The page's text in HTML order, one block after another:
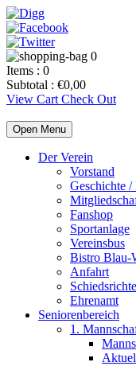
0
Items : 0
Subtotal : €0,00
View Cart Check Out
Open Menu
Der Verein
Vorstand
Geschichte
Fanshop
Sportanlage
Vereinsbus
Bistro Blau-
Anfahrt
Ehrenamt
Seniorenbereich
1.